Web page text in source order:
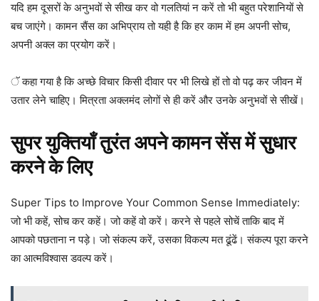
यदि हम दूसरों के अनुभवों से सीख कर वो गलतियां न करें तो भी बहुत परेशानियों से
बच जाएंगे। कामन सैंस का अभिप्राय तो यही है कि हर काम में हम अपनी सोच,
अपनी अक्ल का प्रयोग करें।
ॅ कहा गया है कि अच्छे विचार किसी दीवार पर भी लिखे हों तो वो पढ़ कर जीवन में
उतार लेने चाहिए। मित्रता अक्लमंद लोगों से ही करें और उनके अनुभवों से सीखें।
सुपर युक्तियाँ तुरंत अपने कामन सेंस में सुधार
करने के लिए
Super Tips to Improve Your Common Sense Immediately:
जो भी कहें, सोच कर कहें। जो कहें वो करें। करने से पहले सोचें ताकि बाद में
आपको पछताना न पड़े। जो संकल्प करें, उसका विकल्प मत ढूंढें। संकल्प पूरा करने
का आत्मविश्वास डवल्प करें।